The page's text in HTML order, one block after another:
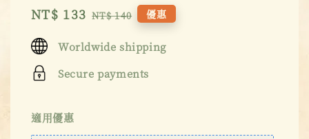
Sale
NT$ 133 Regular
NT$ 140 優惠
Worldwide shipping
Secure payments
適用優惠